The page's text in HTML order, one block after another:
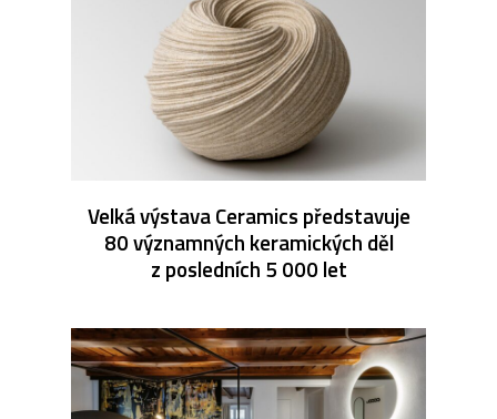
Velká výstava Ceramics představuje
80 významných keramických děl
z posledních 5 000 let